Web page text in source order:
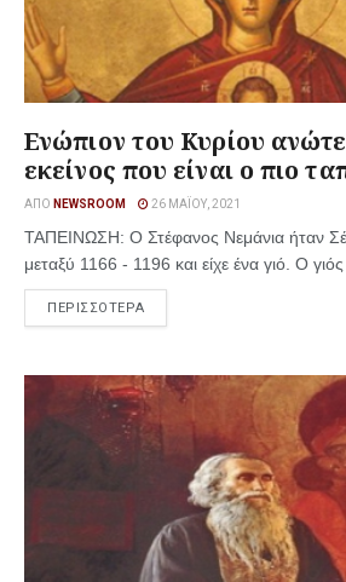
Ενώπιον του Κυρίου
εκείνος που είναι ο πιο
ΑΠΌ NEWSROOM 26 ΜΑΪ́ΟΥ, 2021
ΤΑΠΕΙΝΩΣΗ: Ο Στέφανος Νεμάνια ήταν
μεταξύ 1166 - 1196 και είχε ένα γιό. Ο
ΠΕΡΙΣΣΟΤΕΡΑ